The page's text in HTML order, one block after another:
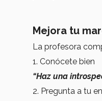
Mejora tu
La profesora
1. Conócete bien
“Haz una
2. Pregunta a tu